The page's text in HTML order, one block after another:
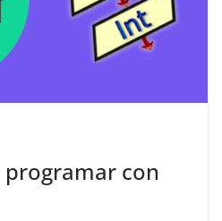
programar con